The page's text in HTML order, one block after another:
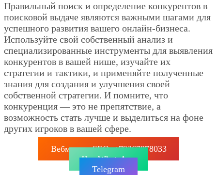
Правильный поиск и определение конкурентов в
поисковой выдаче являются важными шагами для
успешного развития вашего онлайн-бизнеса.
Используйте свой собственный анализ и
специализированные инструменты для выявления
конкурентов в вашей нише, изучайте их
стратегии и тактики, и применяйте полученные
знания для создания и улучшения своей
собственной стратегии. И помните, что
конкуренция — это не препятствие, а
возможность стать лучше и выделиться на фоне
других игроков в вашей сфере.
Вебмастер SEO: +79267878033
Чат WhatsApp
Telegram